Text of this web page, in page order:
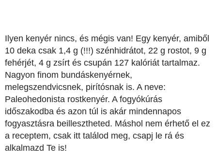
Ilyen kenyér nincs, és mégis van! Egy kenyér, amiből
10 deka csak 1,4 g (!!!) szénhidrátot, 22 g rostot, 9 g
fehérjét, 4 g zsírt és csupán 127 kalóriát tartalmaz.
Nagyon finom bundáskenyérnek,
melegszendvicsnek, pirítósnak is. A neve:
Paleohedonista rostkenyér. A fogyókúrás
időszakodba és azon túl is akár mindennapos
fogyasztásra beillesztheted. Máshol nem érhető el ez
a receptem, csak itt találod meg, csapj le rá és
alkalmazd Te is!